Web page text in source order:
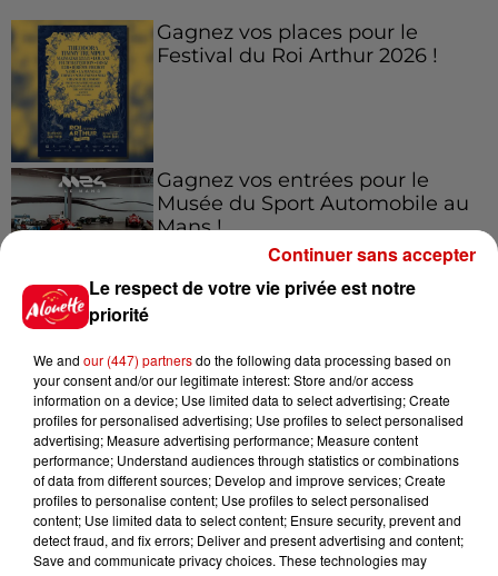
Gagnez vos places pour le
Festival du Roi Arthur 2026 !
Gagnez vos entrées pour le
Musée du Sport Automobile au
Mans !
Futuroscope Xperiences !
Le Duel - Gagnez votre balade
en jet ski !
Le respect de votre vie privée est notre
priorité
We and our (447) partnersdo the following data processing based on
your consent and/or our legitimate interest: Store and/or access
information on a device; Use limited data to select advertising; Create
profiles for personalised advertising; Use profiles to select personalised
advertising; Measure advertising performance; Measure content
performance; Understand audiences through statistics or combinations
of data from different sources; Develop and improve services; Create
profiles to personalise content; Use profiles to select personalised
content; Use limited data to select content; Ensure security, prevent and
detect fraud, and fix errors; Deliver and present advertising and content;
Save and communicate privacy choices. These technologies may
Continuer sans accepter